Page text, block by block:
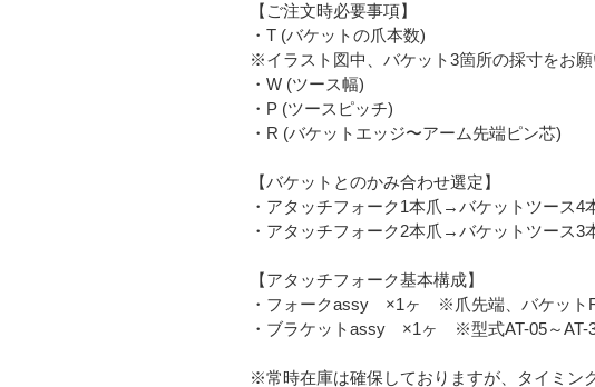
【ご注文時必要事項】
・T (バケットの爪本数)
※イラスト図中、バケット3箇所の採寸をお
・W (ツース幅)
・P (ツースピッチ)
・R (バケットエッジ〜アーム先端ピン芯)
【バケットとのかみ合わせ選定】
・アタッチフォーク1本爪→バケットツース4
・アタッチフォーク2本爪→バケットツース3
【アタッチフォーク基本構成】
・フォークassy ×1ヶ ※爪先端、バケット
・ブラケットassy ×1ヶ ※型式AT-05～AT-
※常時在庫は確保しておりますが、タイミン